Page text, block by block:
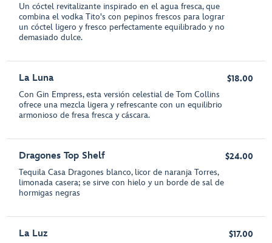
Un cóctel revitalizante inspirado en el agua fresca, que
combina el vodka Tito's con pepinos frescos para lograr
un cóctel ligero y fresco perfectamente equilibrado y no
demasiado dulce.
La Luna
Con Gin Empress, esta versión celestial de Tom Collins
ofrece una mezcla ligera y refrescante con un equilibrio
armonioso de fresa fresca y cáscara.
$18.00
Dragones Top Shelf
Tequila Casa Dragones blanco, licor de naranja Torres,
limonada casera; se sirve con hielo y un borde de sal de
hormigas negras
$24.00
La Luz $17.00